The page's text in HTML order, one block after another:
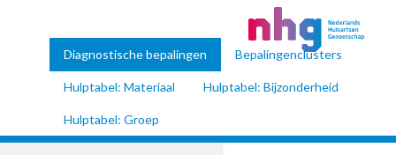
Diagnostische bepalingen Bepalingenclusters
Hulptabel: Materiaal Hulptabel: Bijzonderheid
Hulptabel: Groep